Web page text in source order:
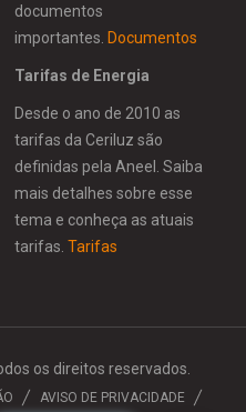
documentos
importantes. Documentos
Tarifas de Energia
Desde o ano de 2010 as
tarifas da Ceriluz são
definidas pela Aneel. Saiba
mais detalhes sobre esse
tema e conheça as atuais
tarifas. Tarifas
os direitos reservados.
AVISO DE PRIVACIDADE